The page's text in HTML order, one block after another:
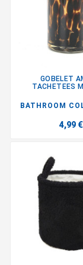
GOBELET
TACHETEES
BATHROOM
4,99 €